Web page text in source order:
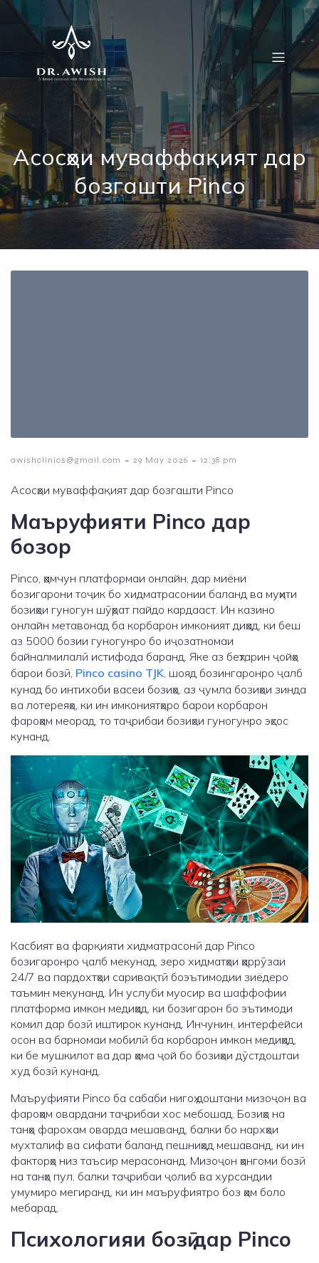
Асосҳои муваффақият дар
бозгашти Pinco
awishclinics@gmail.com - 29 May 2026 - 12:38 pm
Асосҳои муваффақият дар бозгашти Pinco
Маъруфияти Pinco дар
бозор
Pinco, ҳамчун платформаи онлайн, дар миёни
бозигарони тоҷик бо хидматрасонии баланд ва муҳити
бозиҳои гуногун шӯҳрат пайдо кардааст. Ин казино
онлайн метавонад ба корбарон имконият диҳад, ки беш
аз 5000 бозии гуногунро бо иҷозатномаи
байналмилалӣ истифода баранд. Яке аз беҳтарин ҷойҳо
барои бозӣ, Pinco casino TJK, шояд бозингаронро ҷалб
кунад бо интихоби васеи бозиҳо, аз ҷумла бозиҳои зинда
ва лотереяҳо, ки ин имкониятҳоро барои корбарон
фароҳам меорад, то таҷрибаи бозиҳои гуногунро эҳсос
кунанд.
Касбият ва фарқияти хидматрасонӣ дар Pinco
бозигаронро ҷалб мекунад, зеро хидматҳои ҳаррӯзаи
24/7 ва пардохтҳои саривақтӣ боэътимодии зиёдеро
таъмин мекунанд. Ин услуби муосир ва шаффофии
платформa имкон медиҳад, ки бозигарон бо эътимоди
комил дар бозӣ иштирок кунанд. Инчунин, интерфейси
осон ва барномаи мобилӣ ба корбарон имкон медиҳад,
ки бе мушкилот ва дар ҳама ҷой бо бозиҳои дӯстдоштаи
худ бозӣ кунанд.
Маъруфияти Pinco ба сабаби нигоҳ доштани мизоҷон ва
фароҳам овардани таҷрибаи хос мебошад. Бозиҳо на
танҳо фарохам оварда мешаванд, балки бо нархҳои
мухталиф ва сифати баланд пешниҳод мешаванд, ки ин
факторҳо низ таъсир мерасонанд. Мизоҷон ҳангоми бозӣ
на танҳо пул, балки таҷрибаи ҷолиб ва хурсандии
умумиро мегиранд, ки ин маъруфиятро боз ҳам боло
мебарад.
Психологияи бозӣ дар Pinco